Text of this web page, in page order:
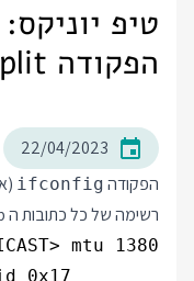
טיפ
הפקודה split
22/04/2023
הפקודה ifconfig
רשימה של כל כתובות ה ip על המכונה. זה חלק מהפלט לדוגמה: